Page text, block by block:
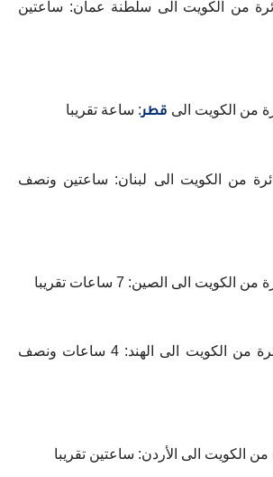
من الكويت الى سلطنة عمان: ساعتين
من الكويت الى قطر: ساعة تقريبا
من الكويت الى لبنان: ساعتين ونصف
الى الصين: 7 ساعات تقريبا
- مدة الرحلة بالطائرة من الكويت الى الهند: 4 ساعات ونصف
الكويت الى الأردن: ساعتين تقريبا